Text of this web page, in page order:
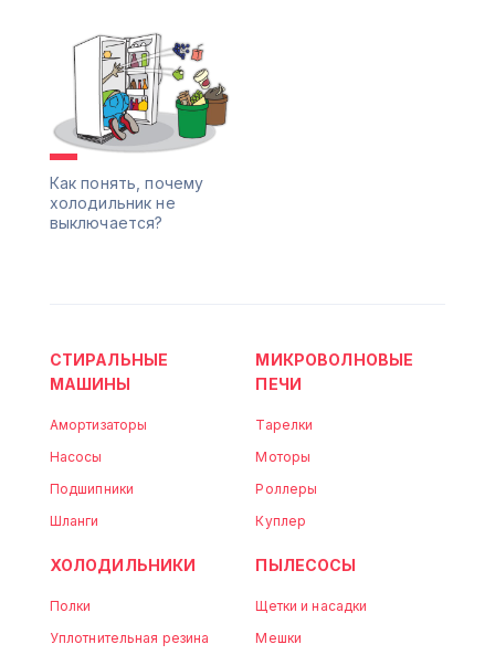
Как понять, почему
холодильник не
выключается?
СТИРАЛЬНЫЕ
МАШИНЫ
Амортизаторы
Насосы
Подшипники
Шланги
МИКРОВОЛНОВЫЕ
ПЕЧИ
Тарелки
Моторы
Роллеры
Куплер
ХОЛОДИЛЬНИКИ
Полки
Уплотнительная резина
ПЫЛЕСОСЫ
Щетки и насадки
Мешки